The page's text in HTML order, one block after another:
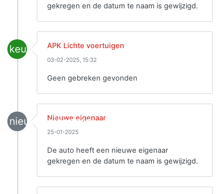
gekregen en de datum te naam is gewijzigd.
keuring APK Lichte voertuigen
03-02-2025, 15:32
Geen gebreken gevonden
nieuwe_eigenaar
Nieuwe eigenaar
25-01-2025
De auto heeft een nieuwe eigenaar
gekregen en de datum te naam is gewijzigd.